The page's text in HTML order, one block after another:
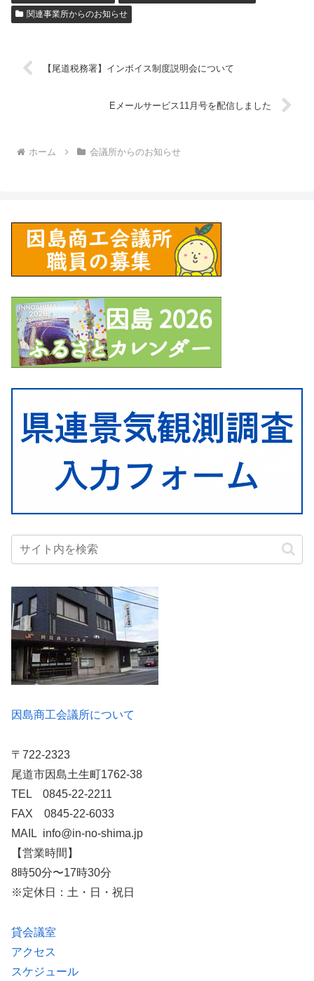
関連事業所からのお知らせ
【尾道税務署】インボイス制度説明会について
Eメールサービス11月号を配信しました
ホーム 会議所からのお知らせ
因島商工会議所について
〒722-2323
尾道市因島土生町1762-38
TEL 0845-22-2211
FAX 0845-22-6033
MAIL info@in-no-shima.jp
【営業時間】
8時50分〜17時30分
※定休日：土・日・祝日
貸会議室
アクセス
スケジュール